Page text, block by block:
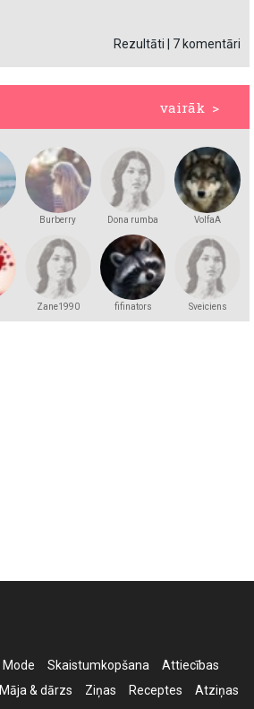
Rezultāti 7 komentāri
vairāk >
Burberry Dona rumba VolfaA
Zane1990 fifinators Sveiciens
Mode Skaistumkopšana
Attiecības
Māja & dārzs Ziņas Receptes
Atziņas